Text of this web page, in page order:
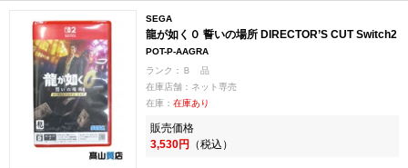
SEGA
龍が如く０ 誓いの場所 DIRECTOR’S CUT Switch2
POT-P-AAGRA
ランク：Ｂ 品
在庫店舗：ネット専売
在庫： 在庫あり
販売価格
3,530円 （税込）